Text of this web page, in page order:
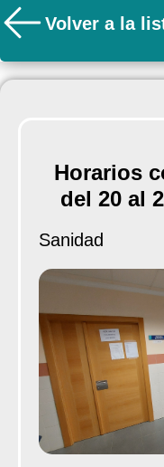
Volver a la
Horarios
del 20 al
Sanidad